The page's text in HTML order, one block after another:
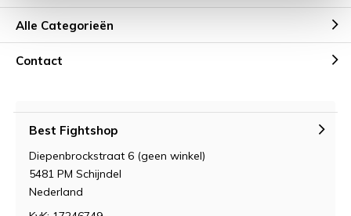
Alle Categorieën
Contact
Best Fightshop
Diepenbrockstraat 6 (geen winkel)
5481 PM Schijndel
Nederland